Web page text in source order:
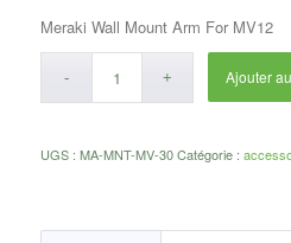
Meraki Wall Mount Arm For MV12
Ajouter
UGS : MA-MNT-MV-30 Catégorie :